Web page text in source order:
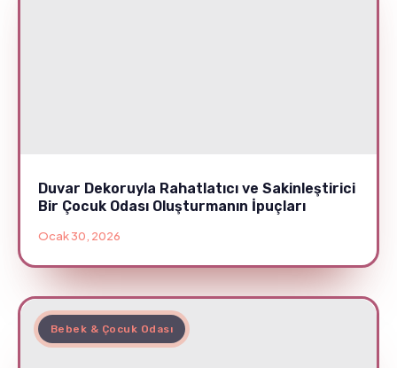
Duvar Dekoruyla Rahatlatıcı ve Sakinleştirici
Bir Çocuk Odası Oluşturmanın İpuçları
Ocak 30, 2026
Bebek & Çocuk Odası